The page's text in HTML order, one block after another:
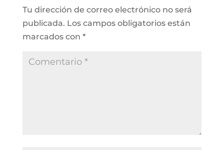
Tu dirección de correo electrónico no será
publicada. Los campos obligatorios están
marcados con *